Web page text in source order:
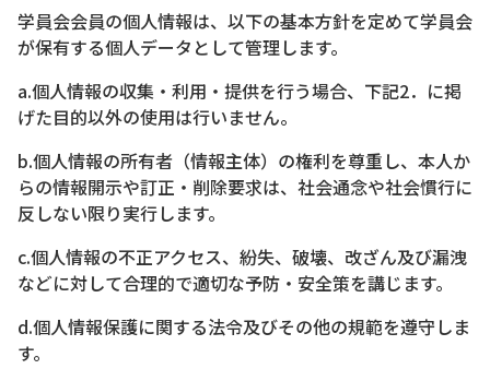
学員会会員の個人情報は、以下の基本方針を定めて学員会
が保有する個人データとして管理します。
a.個人情報の収集・利用・提供を行う場合、下記2．に掲
げた目的以外の使用は行いません。
b.個人情報の所有者（情報主体）の権利を尊重し、本人か
らの情報開示や訂正・削除要求は、社会通念や社会慣行に
反しない限り実行します。
c.個人情報の不正アクセス、紛失、破壊、改ざん及び漏洩
などに対して合理的で適切な予防・安全策を講じます。
d.個人情報保護に関する法令及びその他の規範を遵守しま
す。